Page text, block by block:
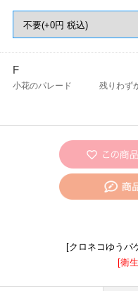
F
小花のパレード 残りわず
[クロネコゆうパ
[衛